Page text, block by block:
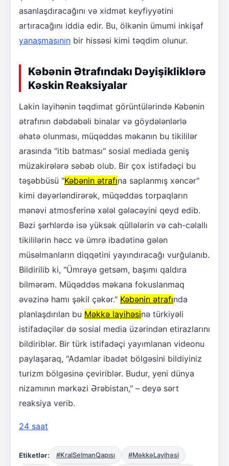
asanlaşdıracağını və xidmət keyfiyyətini
artıracağını iddia edir. Bu, ölkənin ümumi inkişaf
yanaşmasının bir hissəsi kimi təqdim olunur.
Kəbənin Ətrafındakı Dəyişikliklərə
Kəskin Reaksiyalar
Lakin layihənin təqdimat görüntülərində Kəbənin
ətrafının dəbdəbəli binalar və göydələnlərlə
əhatə olunması, müqəddəs məkanın bu tikililər
arasında "itib batması" sosial mediada geniş
müzakirələrə səbəb olub. Bir çox istifadəçi bu
təşəbbüsü "Kəbənin ətrafına saplanmış xəncər"
kimi dəyərləndirərək, müqəddəs torpaqların
mənəvi atmosferinə xələl gələcəyini qeyd edib.
Bəzi şərhlərdə isə yüksək qüllələrin və cah-cəlallı
tikililərin həcc və ümrə ibadətinə gələn
müsəlmanların diqqətini yayındıracağı vurğulanıb.
Bildirilib ki, "Ümrəyə getsəm, başımı qaldıra
bilmərəm. Müqəddəs məkana fokuslanmaq
əvəzinə hamı şəkil çəkər." Kəbənin ətrafında
planlaşdırılan bu Məkkə layihəsinə türkiyəli
istifadəçilər də sosial media üzərindən etirazlarını
bildiriblər. Bir türk istifadəçi yayımlanan videonu
paylaşaraq, "Adamlar ibadət bölgəsini bildiyiniz
turizm bölgəsinə çeviriblər. Budur, yeni dünya
nizamının mərkəzi Ərəbistan," – deyə sərt
reaksiya verib.
24 saat
Etiketlər: #KralSelmanQapısı #MəkkəLayihəsi